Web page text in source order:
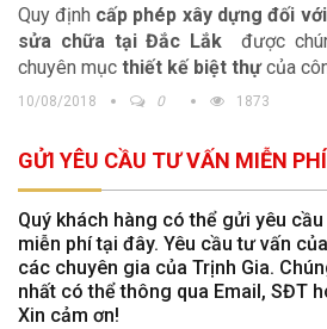
tổ ẩm gia đình.
Quy định cấp phép xây dựng đối
sửa chữa tại Đắc Lắk được
chuyên mục thiết kế biệt thựcủa
mang lại cho bạn đọc những thông
nhất. Ngoài ra Kiến trúc Trịnh Gia
giả nhữngmẫu thiết kế biệt thự cổ
được nhiều người trên cả nước ưa
10/08/2018 0 1873
GỬI YÊU CẦU TƯ VẤN MIỄN PHÍ
Quý khách hàng có thể gửi yêu
miễn phí tại đây. Yêu cầu tư vấn
các chuyên gia của Trịnh Gia.
nhất có thể thông qua Email, SĐT
Xin cảm ơn!